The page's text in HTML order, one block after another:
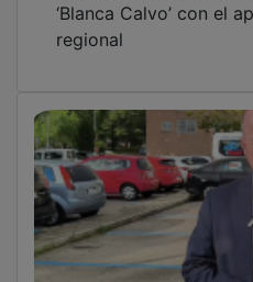
‘Blanca Calvo’ con el
regional